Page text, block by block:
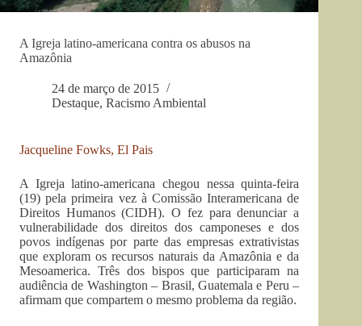
A Igreja latino-americana contra os abusos na
Amazônia
24 de março de 2015
Destaque, Racismo Ambiental
Jacqueline Fowks, El Pais
A Igreja latino-americana chegou nessa quinta-feira
(19) pela primeira vez à Comissão Interamericana de
Direitos Humanos (CIDH). O fez para denunciar a
vulnerabilidade dos direitos dos camponeses e dos
povos indígenas por parte das empresas extrativistas
que exploram os recursos naturais da Amazônia e da
Mesoamerica. Três dos bispos que participaram na
audiência de Washington – Brasil, Guatemala e Peru –
afirmam que compartem o mesmo problema da região.